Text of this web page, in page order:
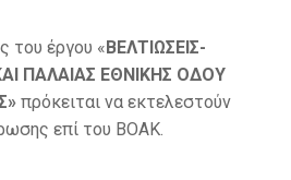
του έργου « ΒΕΛΤΙΩΣΕΙΣ-
ΠΑΛΑΙΑΣ ΕΘΝΙΚΗΣ ΟΔΟΥ
πρόκειται να εκτελεστούν
επί του ΒΟΑΚ.